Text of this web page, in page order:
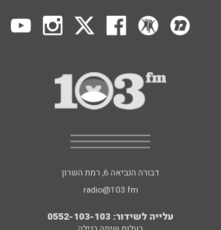
דבורה הנביאה 6, רמת השרון
radio@103.fm
עלייה לשידור: 0552-103-103